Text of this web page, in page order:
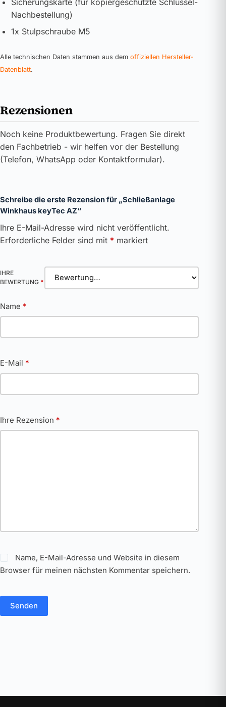
Sicherungskarte (für kopiergeschützte Schlüssel-
Nachbestellung)
1x Stulpschraube M5
Alle technischen Daten stammen aus dem offiziellen Hersteller-
Datenblatt.
Rezensionen
Noch keine Produktbewertung. Fragen Sie direkt
den Fachbetrieb - wir helfen vor der Bestellung
(Telefon, WhatsApp oder Kontaktformular).
Schreibe die erste Rezension für „Schließanlage
Winkhaus keyTec AZ“
Ihre E-Mail-Adresse wird nicht veröffentlicht.
Erforderliche Felder sind mit * markiert
IHRE
BEWERTUNG *
Name *
E-Mail *
Ihre Rezension *
Name, E-Mail-Adresse und Website in diesem
Browser für meinen nächsten Kommentar speichern.
Senden